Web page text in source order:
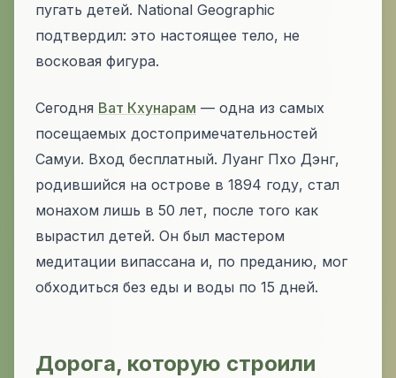
пугать детей. National Geographic
подтвердил: это настоящее тело, не
восковая фигура.
Сегодня Ват Кхунарам — одна из самых
посещаемых достопримечательностей
Самуи. Вход бесплатный. Луанг Пхо Дэнг,
родившийся на острове в 1894 году, стал
монахом лишь в 50 лет, после того как
вырастил детей. Он был мастером
медитации випассана и, по преданию, мог
обходиться без еды и воды по 15 дней.
Дорога, которую строили